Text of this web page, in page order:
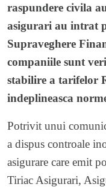
raspundere civila
asigurari au intrat
Supraveghere
companiile sunt
stabilire a tarifelor
indeplineasca
Potrivit unui
a dispus controale
asigurare care emit
Tiriac Asigurari,